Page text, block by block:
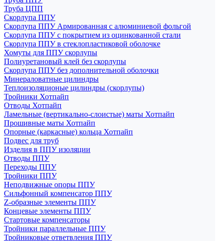
Труба ЦПП
Скорлупа ППУ
Скорлупа ППУ Армированная с алюминиевой фольгой
Скорлупа ППУ с покрытием из оцинкованной стали
Скорлупа ППУ в стеклопластиковой оболочке
Хомуты для ППУ скорлупы
Полиуретановый клей без скорлупы
Скорлупа ППУ без дополнительной оболочки
Минераловатные цилиндры
Теплоизоляционые цилиндры (скорлупы)
Тройники Хотпайп
Отводы Хотпайп
Ламельные (вертикально-слоистые) маты Хотпайп
Прошивные маты Хотпайп
Опорные (каркасные) кольца Хотпайп
Подвес для труб
Изделия в ППУ изоляции
Отводы ППУ
Переходы ППУ
Тройники ППУ
Неподвижные опоры ППУ
Cильфонный компенсатор ППУ
Z-образные элементы ППУ
Концевые элементы ППУ
Стартовые компенсаторы
Тройники параллельные ППУ
Тройниковые ответвления ППУ